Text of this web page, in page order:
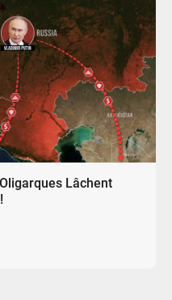
Lâchent